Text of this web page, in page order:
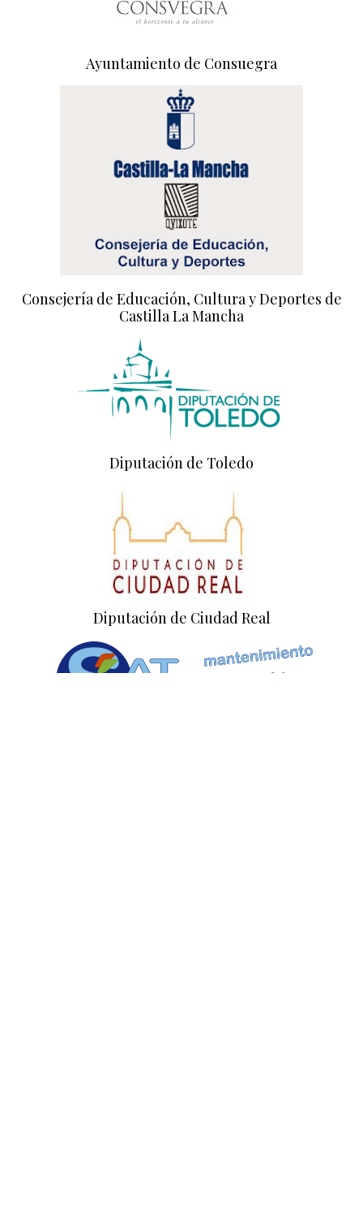
Ayuntamiento de Consuegra
Consejería de Educación, Cultura y Deportes de
Castilla La Mancha
Diputación de Toledo
Diputación de Ciudad Real